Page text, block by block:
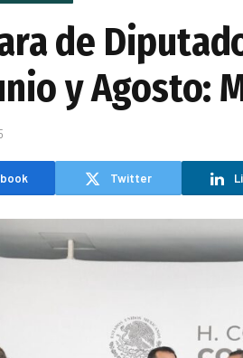
de
y Agosto:
Twitter